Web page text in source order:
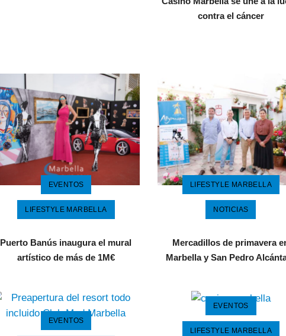
contra el cáncer
EVENTOS
LIFESTYLE MARBELLA
Puerto Banús inaugura el mural
artístico de más de 1M€
LIFESTYLE MARBELLA
NOTICIAS
Mercadillos de primavera
Marbella y San Pedro
EVENTOS
EVENTOS
LIFESTYLE MARBELLA